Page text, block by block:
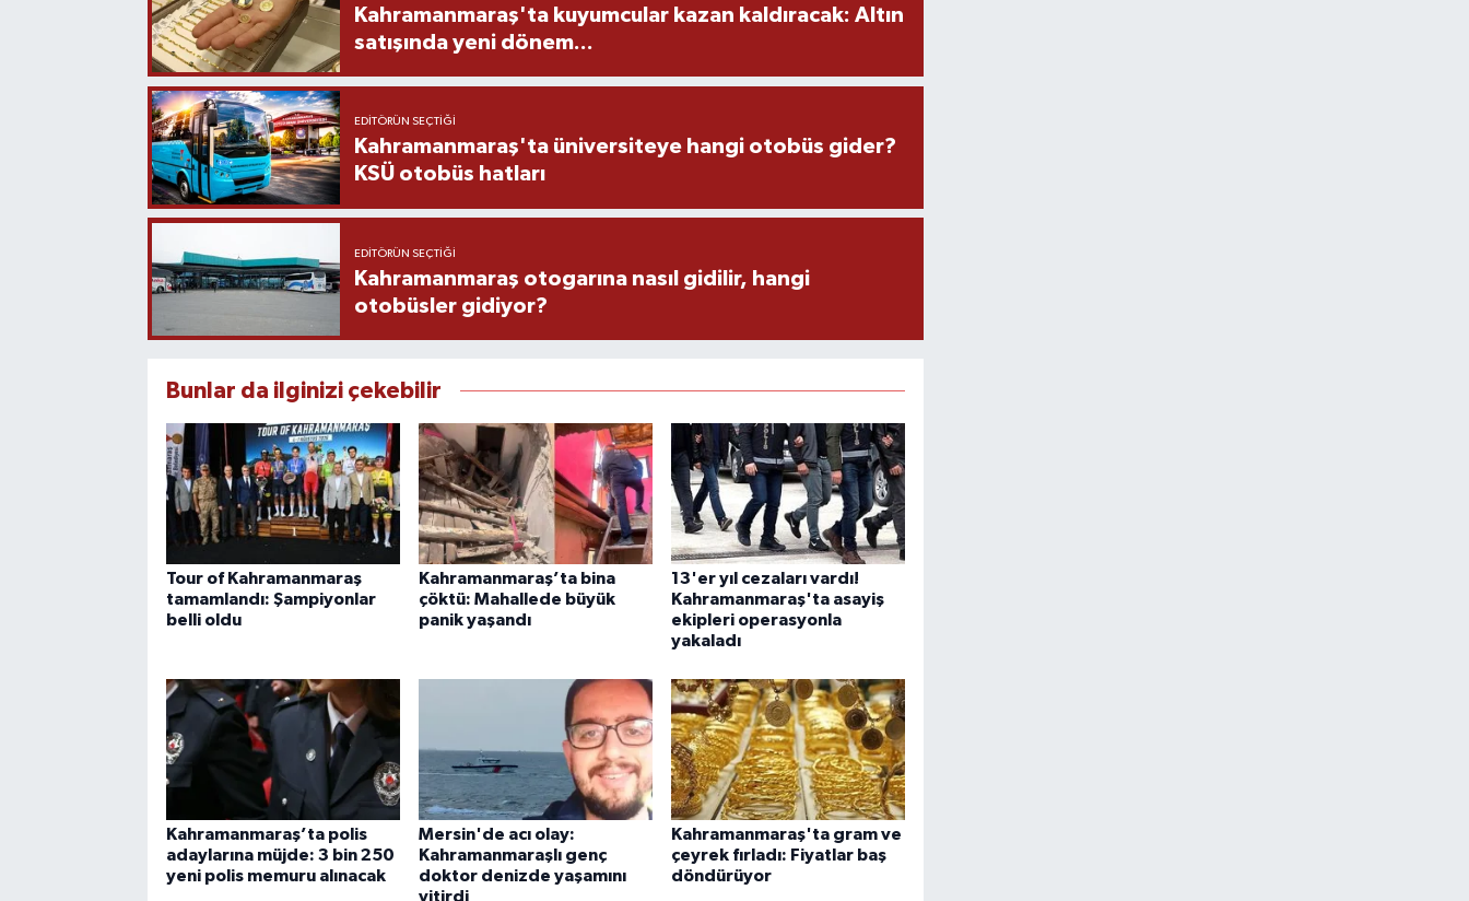
Kahramanmaraş'ta kuyumcular kazan kaldıracak: Altın
satışında yeni dönem...
EDITÖRÜN SEÇTIĞI
Kahramanmaraş'ta üniversiteye hangi otobüs gider?
KSÜ otobüs hatları
EDITÖRÜN SEÇTIĞI
Kahramanmaraş otogarına nasıl gidilir, hangi
otobüsler gidiyor?
Bunlar da ilginizi çekebilir
Tour of Kahramanmaraş
tamamlandı: Şampiyonlar
belli oldu
Kahramanmaraş’ta bina
çöktü: Mahallede büyük
panik yaşandı
13'er yıl cezaları vardı!
Kahramanmaraş'ta asayiş
ekipleri operasyonla
yakaladı
Kahramanmaraş’ta polis
adaylarına müjde: 3 bin 250
yeni polis memuru alınacak
Mersin'de acı olay:
Kahramanmaraşlı genç
doktor denizde yaşamını
yitirdi
Kahramanmaraş'ta gram ve
çeyrek fırladı: Fiyatlar baş
döndürüyor